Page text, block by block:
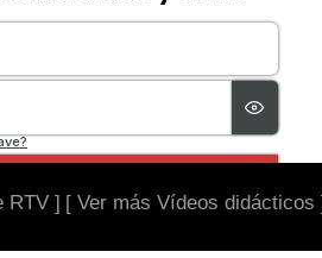
RTV ] [ Ver más Vídeos didácticos